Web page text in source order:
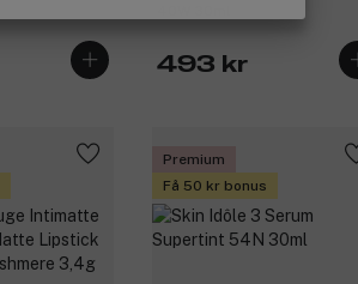
493 kr
Premium
Få 50 kr bonus